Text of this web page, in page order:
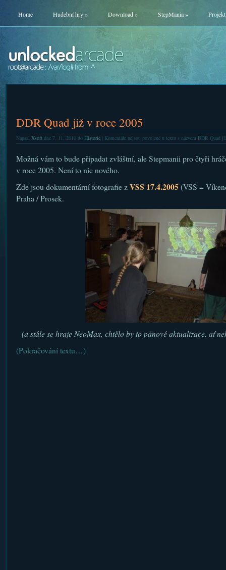
Home Hudební hry» Download» StepMania»
DDR Quad již v roce 2005
Napsal Xsoftdne 7. 11. 2010 do Historie| Komentáře nejsou povolenéu textu s názvem DDR Quad
Možná vám to bude připadat zvláštní, ale Stepmanii pro čtyři
v roce 2005. Není to nic nového.
Zde jsou dokumentární fotografie zVSS 17.4.2005(VSS =
Praha / Prosek.
(a stále se hraje NeoMax, chtělo by to pánové aktualizace, ať
(Pokračování textu…)